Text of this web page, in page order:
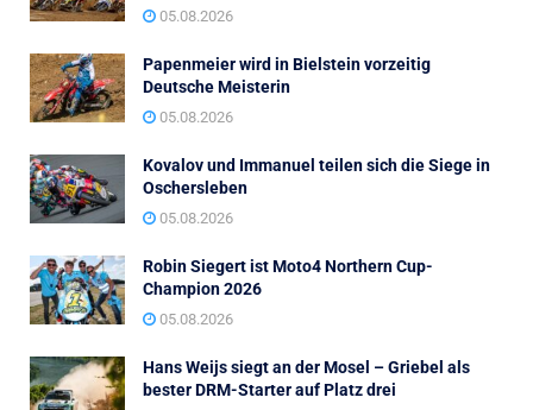
05.08.2026
Papenmeier wird in Bielstein vorzeitig
Deutsche Meisterin
05.08.2026
Kovalov und Immanuel teilen sich die Siege in
Oschersleben
05.08.2026
Robin Siegert ist Moto4 Northern Cup-
Champion 2026
05.08.2026
Hans Weijs siegt an der Mosel – Griebel als
bester DRM-Starter auf Platz drei